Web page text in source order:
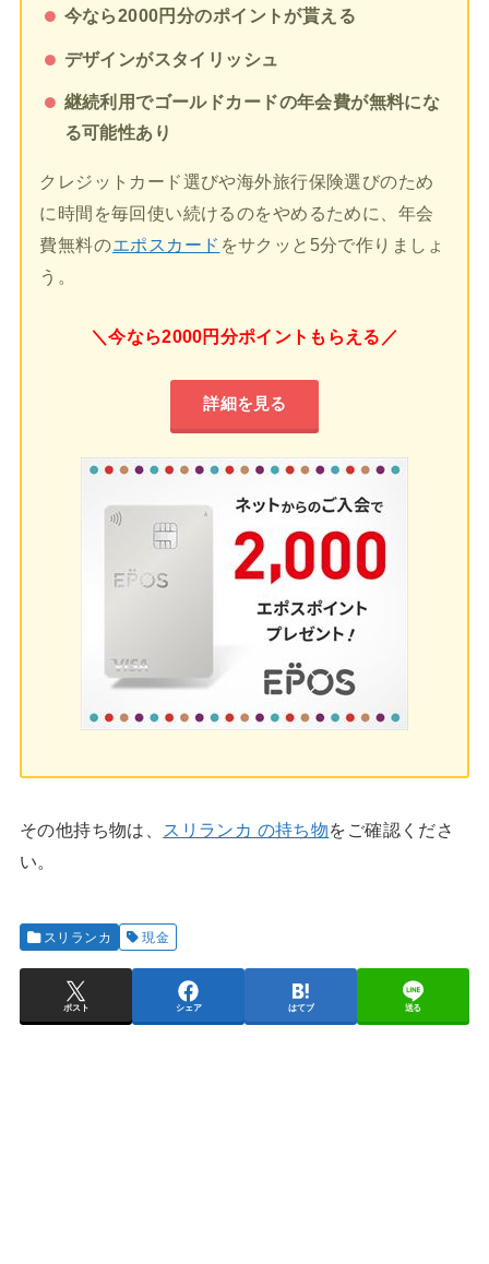
今なら2000円分のポイントが貰える
デザインがスタイリッシュ
継続利用でゴールドカードの年会費が無料にな
る可能性あり
クレジットカード選びや海外旅行保険選びのため
に時間を毎回使い続けるのをやめるために、年会
費無料のエポスカード をサクッと5分で作りましょ
う。
＼今なら2000円分ポイントもらえる／
詳細を見る
その他持ち物は、 スリランカ の持ち物をご確認くださ
い。
スリランカ 現金
ポスト シェア はてブ 送る